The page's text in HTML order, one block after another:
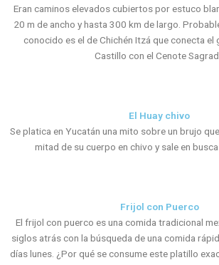
Eran caminos elevados cubiertos por estuco
20 m de ancho y hasta 300 km de largo.
conocido es el de Chichén Itzá que conecta el
Castillo con el Cenote
El Huay chivo
Se platica en Yucatán una mito sobre un brujo
mitad de su cuerpo en chivo y sale en
Frijol con Puerco
El frijol con puerco es una comida tradicional
siglos atrás con la búsqueda de una comida
días lunes. ¿Por qué se consume este platillo